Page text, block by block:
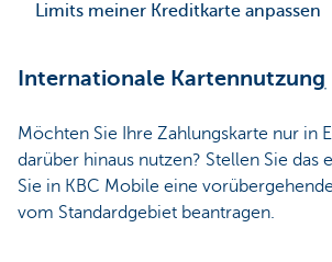
Limits meiner Kreditkarte anpassen
Möchten Sie Ihre Zahlungskarte nur in
darüber hinaus nutzen? Stellen Sie das
Sie in KBC Mobile eine
vom Standardgebiet beantragen.